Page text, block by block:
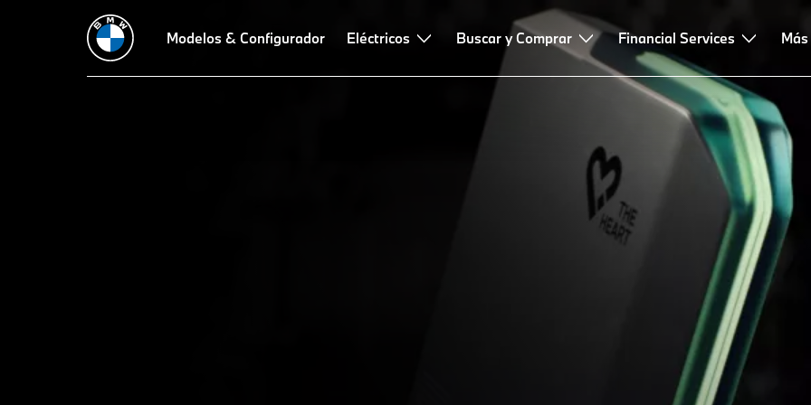
Modelos & Configurador Eléctricos Buscar y Comprar Financial Services